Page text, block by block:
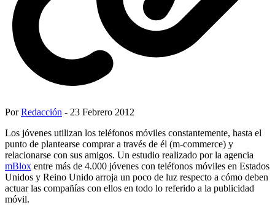
PorRedacción - 23 Febrero 2012
Los jóvenes utilizan los teléfonos móviles constantemente, hasta el
punto de plantearse comprar a través de él (m-commerce) y
relacionarse con sus amigos. Un estudio realizado por la agencia
mBlox entre más de 4.000 jóvenes con teléfonos móviles en Estados
Unidos y Reino Unido arroja un poco de luz respecto a cómo deben
actuar las compañías con ellos en todo lo referido a la publicidad
móvil.